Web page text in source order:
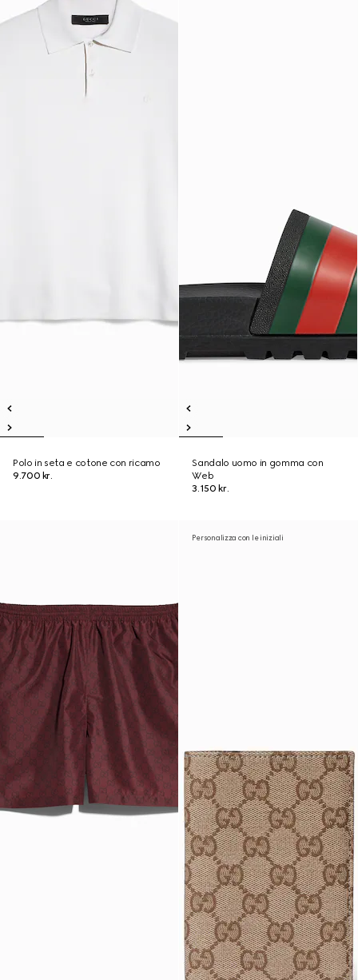
Polo in seta e cotone con ricamo
9.700 kr.
Sandalo uomo in gomma con
Web
3.150 kr.
Personalizza con le iniziali